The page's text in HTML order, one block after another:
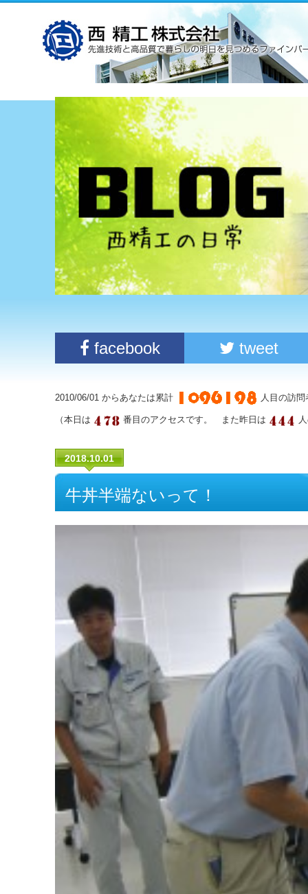
facebook tweet
2010/06/01 からあなたは累計 人目の訪
（本日は 番目のアクセスです。 また昨日は
2018.10.01
牛丼半端ないって！